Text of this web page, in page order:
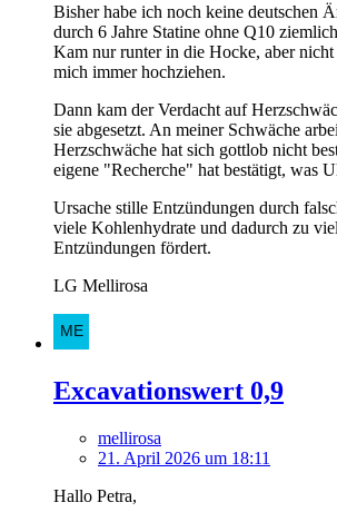
Bisher habe ich noch keine deutschen
durch 6 Jahre Statine ohne Q10
Kam nur runter in die Hocke, aber nicht
mich immer hochziehen.
Dann kam der Verdacht auf
sie abgesetzt. An meiner Schwäche
Herzschwäche hat sich gottlob nicht
eigene "Recherche" hat bestätigt, was
Ursache stille Entzündungen durch
viele Kohlenhydrate und dadurch zu
Entzündungen fördert.
LG Mellirosa
Excavationswert 0,9
mellirosa
21. April 2026 um 18:11
Hallo Petra,